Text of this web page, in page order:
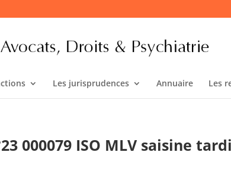
Les jurisprudences Annuaire Les
000079 ISO MLV saisine